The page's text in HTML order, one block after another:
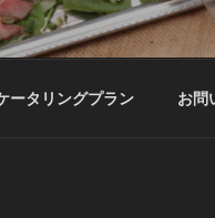
ータリングプラン お問